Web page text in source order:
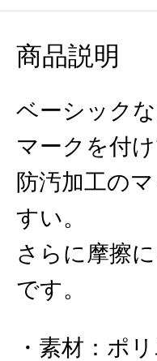
商品説明
ベーシック
マークを付
防汚加工の
すい。
さらに摩擦
です。
素材 ： ポ